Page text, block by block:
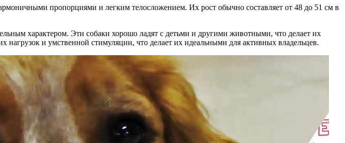
пропорциями и легким телосложением. Их рост обычно составляет от 48 до 51 см в
характером. Эти собаки хорошо ладят с детьми и другими животными, что делает их
и умственной стимуляции, что делает их идеальными для активных владельцев.